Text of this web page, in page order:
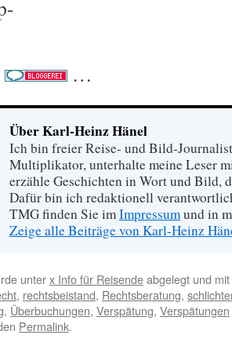
…
Über Karl-Heinz Hänel
Ich bin freier Reise- und Bild-
Multiplikator, unterhalte meine Leser
erzähle Geschichten in Wort und Bild,
Dafür bin ich redaktionell
TMG finden Sie imImpressumund in
Zeige alle Beiträge von Karl-Heinz
unterx Info für Reisendeabgelegt und mit
, rechtsbeistand, Rechtsberatung,
, Überbuchungen, Verspätung, Verspätungen
Permalink.